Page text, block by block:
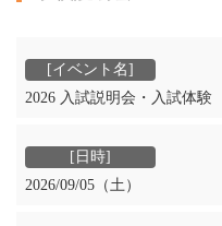
2026 入試説明会・入試体験
2026/09/05（土）